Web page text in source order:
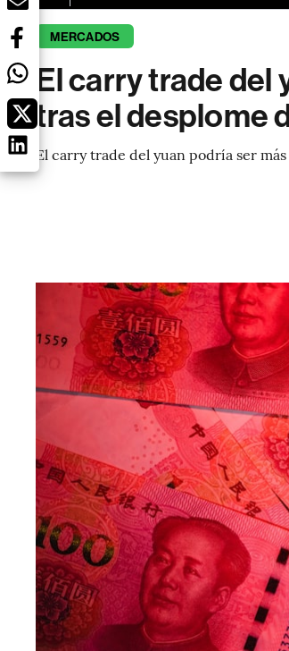
MERCADOS
El carry trade del
tras el desplome
El carry trade del yuan podría ser